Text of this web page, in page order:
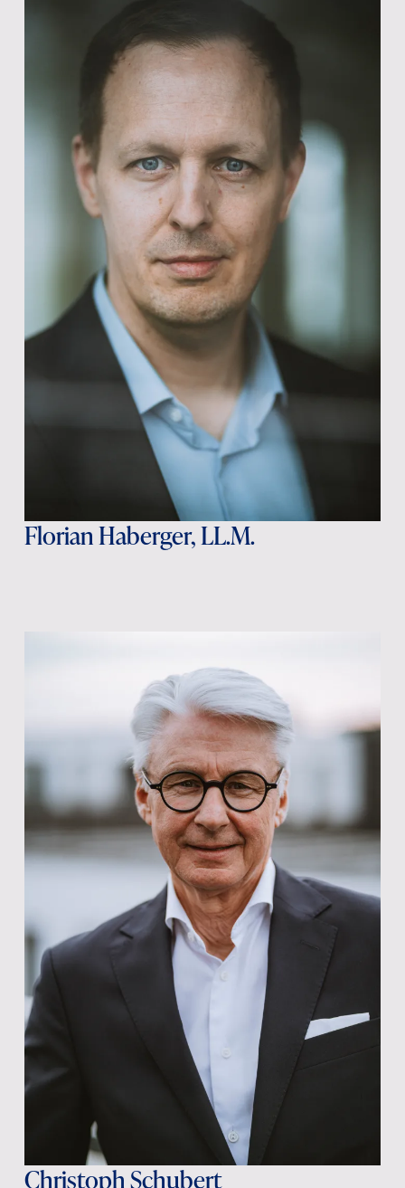
Florian Haberger, LL.M.
Christoph Schubert